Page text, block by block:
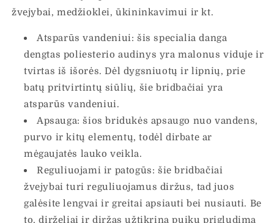
žalios
46
dydis
kiekį
žalios
46
dydis
kiekį
žvejybai, medžioklei, ūkininkavimui ir kt.
Atsparūs vandeniui: šis specialia danga
dengtas poliesterio audinys yra malonus viduje ir
tvirtas iš išorės. Dėl dygsniuotų ir lipnių, prie
batų pritvirtintų siūlių, šie bridbačiai yra
atsparūs vandeniui.
Apsauga: šios bridukės apsaugo nuo vandens,
purvo ir kitų elementų, todėl dirbate ar
mėgaujatės lauko veikla.
Reguliuojami ir patogūs: šie bridbačiai
žvejybai turi reguliuojamus diržus, tad juos
galėsite lengvai ir greitai apsiauti bei nusiauti. Be
to, dirželiai ir diržas užtikrina puikų prigludimą